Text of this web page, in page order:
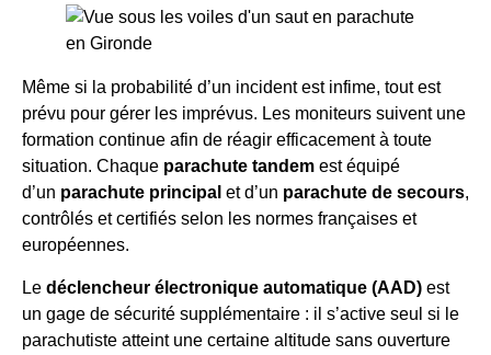
Même si la probabilité d’un incident est infime, tout est
prévu pour gérer les imprévus. Les moniteurs suivent une
formation continue afin de réagir efficacement à toute
situation. Chaque parachute tandem est équipé
d’un parachute principal et d’un parachute de secours,
contrôlés et certifiés selon les normes françaises et
européennes.
Le déclencheur électronique automatique (AAD) est
un gage de sécurité supplémentaire : il s’active seul si le
parachutiste atteint une certaine altitude sans ouverture